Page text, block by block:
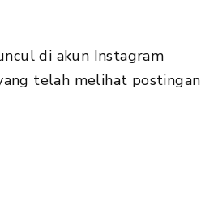
di akun Instagram
telah melihat postingan